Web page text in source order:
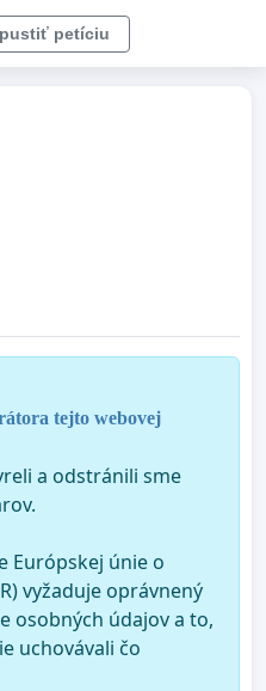
petíciu
tejto webovej
a odstránili sme
Európskej únie o
vyžaduje oprávnený
osobných údajov a to,
uchovávali čo